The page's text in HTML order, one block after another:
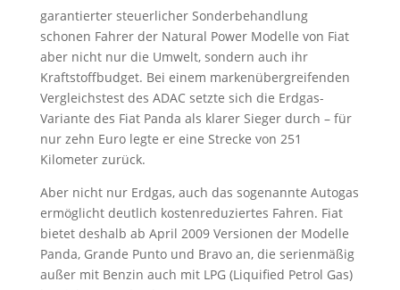
garantierter steuerlicher Sonderbehandlung
schonen Fahrer der Natural Power Modelle von Fiat
aber nicht nur die Umwelt, sondern auch ihr
Kraftstoffbudget. Bei einem markenübergreifenden
Vergleichstest des ADAC setzte sich die Erdgas-
Variante des Fiat Panda als klarer Sieger durch – für
nur zehn Euro legte er eine Strecke von 251
Kilometer zurück.
Aber nicht nur Erdgas, auch das sogenannte Autogas
ermöglicht deutlich kostenreduziertes Fahren. Fiat
bietet deshalb ab April 2009 Versionen der Modelle
Panda, Grande Punto und Bravo an, die serienmäßig
außer mit Benzin auch mit LPG (Liquified Petrol Gas)